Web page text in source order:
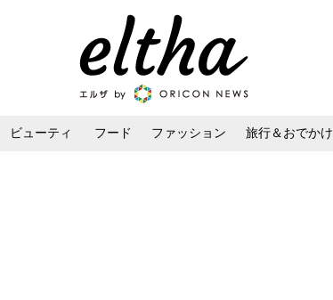
ビューティ フード ファッション 旅行＆おでかけ